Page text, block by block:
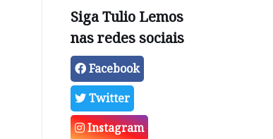
Siga Tulio Lemos
nas redes sociais
Facebook
Twitter
Instagram